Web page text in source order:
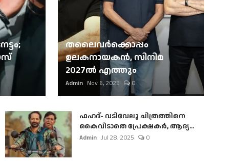
തലൈവര്‍ക്കൊപ്പം
ഉലകനായകന്‍, സിനിമ
2027ല്‍ എത്തും
Admin Nov 6, 2025 0
ഫഹദ്- വടിവേലു ചിത്രത്തിനെ
കൈവിടാതെ പ്രേക്ഷകർ, ആദ്യ...
Admin Jul 28, 2025 0